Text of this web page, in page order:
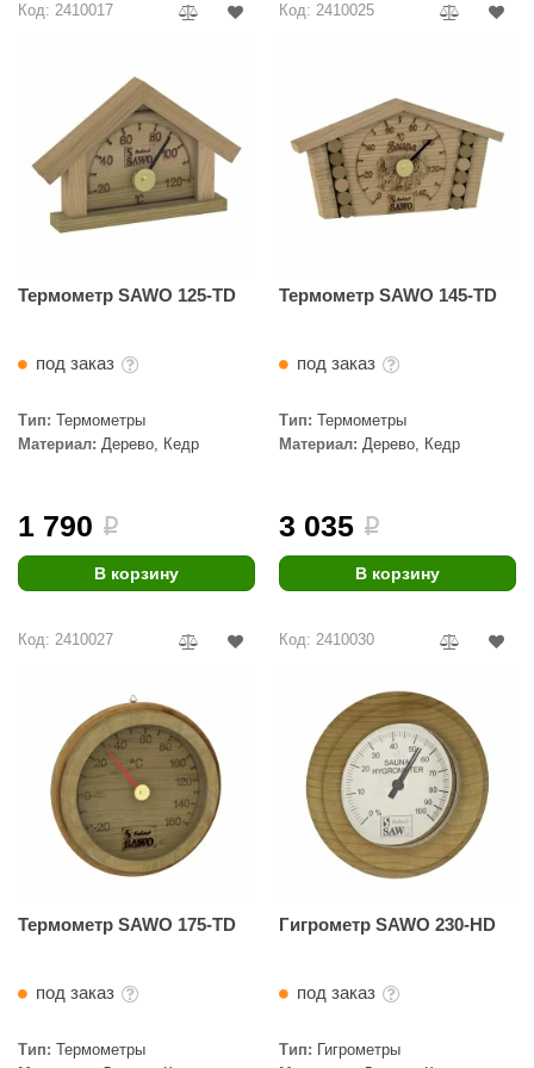
KERN
Snow
Sauna
Код: 2410017
Термометр SAWO 125-TD
под заказ
Тип: Термометры
Материал: Дерево, Кедр
1 790 i
В корзину
Код: 2410025
Термометр SAWO 145-TD
под заказ
Тип: Термометры
Материал: Дерево, Кедр
3 035 i
В корзину
Код: 2410027
Термометр SAWO 175-TD
под заказ
Тип: Термометры
Код: 2410030
Гигрометр SAWO 230-HD
под заказ
Тип: Гигрометры